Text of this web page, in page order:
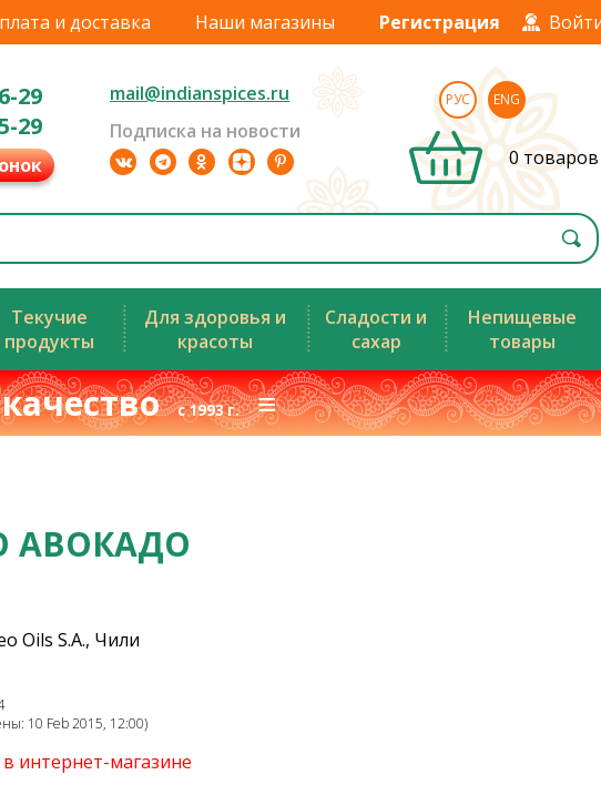
и доставка Наши магазины Регистрация
29
29
mail@indianspices.ru
Подписка на новости
РУС ENG
0 товаров
Текучие
продукты
Для здоровья и
красоты
Сладости и
сахар
Непищевые
товары
с 1993 г.≡
АВОКАДО
Oils S.A., Чили
10 Feb 2015, 12:00)
интернет-магазине